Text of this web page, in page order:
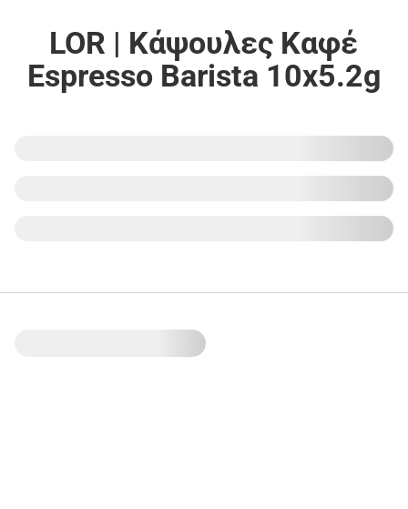
LOR | Κάψουλες Καφέ
Espresso Barista 10x5.2g